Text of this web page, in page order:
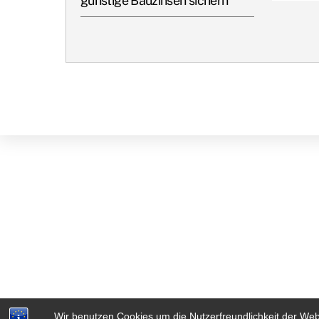
Wir benutzen Cookies um die Nutzerfreundlichkeit der